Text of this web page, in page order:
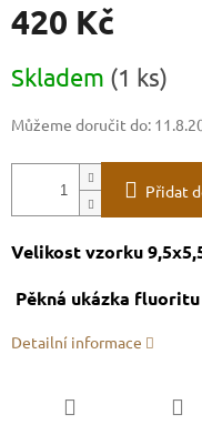
420 Kč
cena:
Skladem (1 ks)
Můžeme doručit do:
Přidat
Velikost vzorku
Pěkná ukázka
Detailní informace